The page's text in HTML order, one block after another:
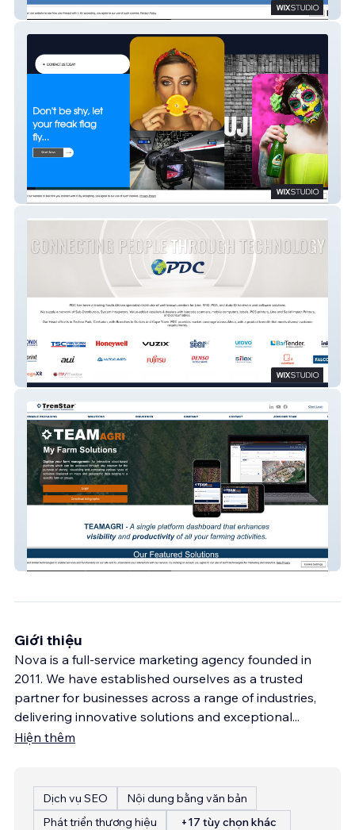
S&N Labels
Nova
PDC
TrenStar
Giới thiệu
Nova is a full-service marketing agency founded in
2011. We have established ourselves as a trusted
partner for businesses across a range of industries,
delivering innovative solutions and exceptional...
Hiện thêm
Dịch vụ SEO
Nội dung bằng văn bản
Phát triển thương hiệu
+17 tùy chọn khác